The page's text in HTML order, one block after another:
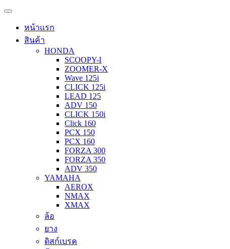
หน้าแรก
สินค้า
HONDA
SCOOPY-I
ZOOMER-X
Wave 125i
CLICK 125i
LEAD 125
ADV 150
CLICK 150i
Click 160
PCX 150
PCX 160
FORZA 300
FORZA 350
ADV 350
YAMAHA
AEROX
NMAX
XMAX
ล้อ
ยาง
ดิสก์เบรค